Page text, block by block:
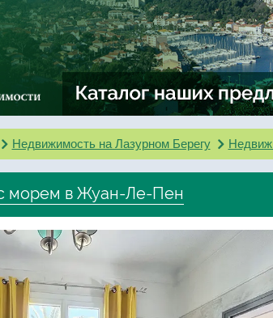
Недвижимость на Лазурном Берегу
морем в Жуан-Ле-Пен